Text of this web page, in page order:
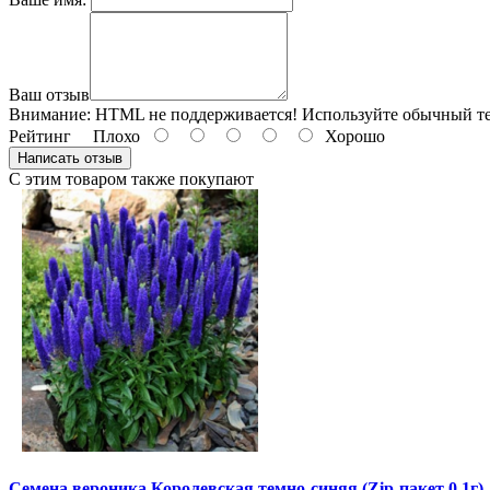
Ваш отзыв
Внимание: HTML не поддерживается! Используйте обычный
Рейтинг Плохо Хорошо
Написать отзыв
С этим товаром также покупают